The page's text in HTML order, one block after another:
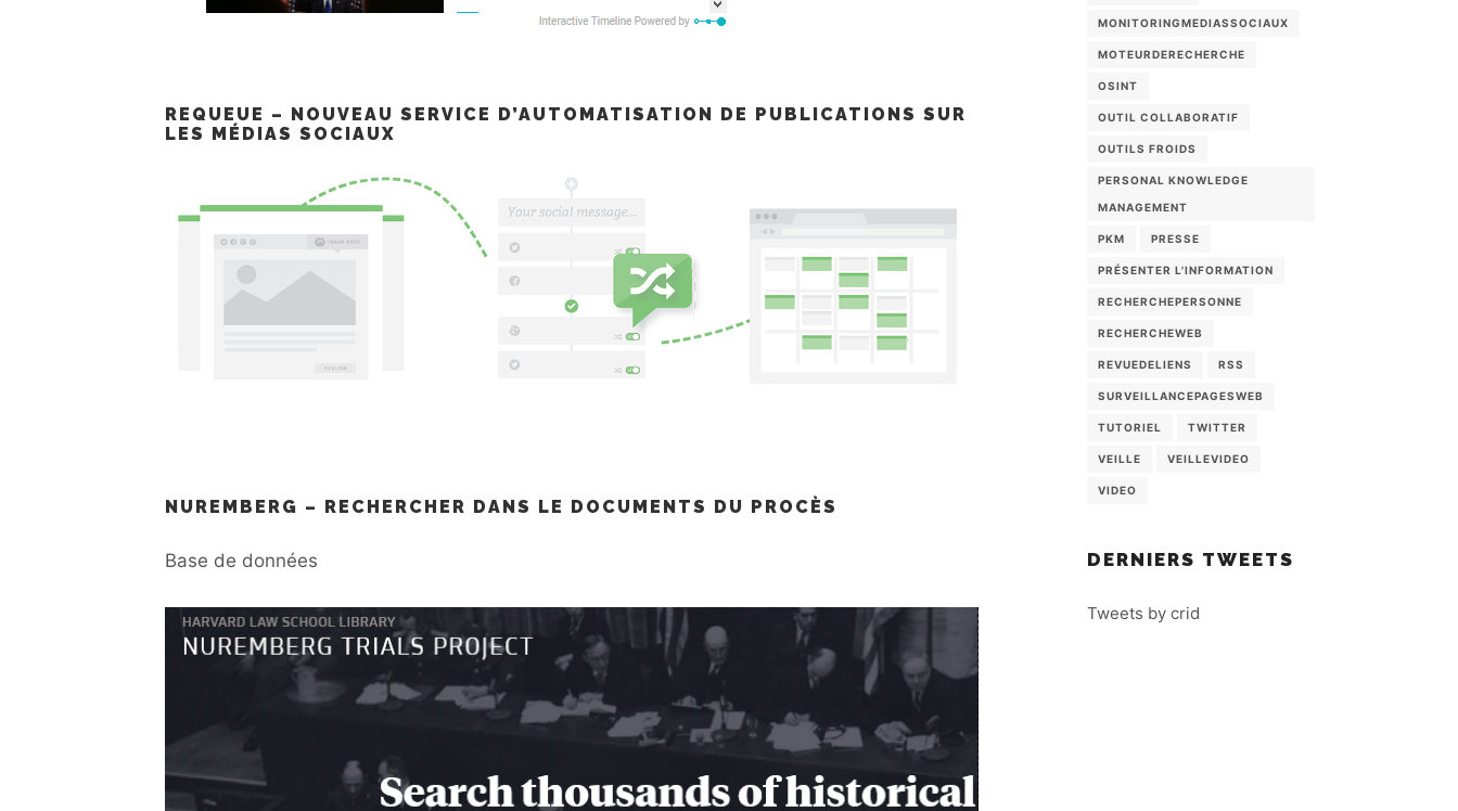
REQUEUE – NOUVEAU SERVICE D’AUTOMATISATION DE PUBLICATIONS SUR
LES MÉDIAS SOCIAUX
NUREMBERG – RECHERCHER DANS LE DOCUMENTS DU PROCÈS
Base de données
MONITORINGMEDIASSOCIAUX
MOTEURDERECHERCHE
OSINT
OUTIL COLLABORATIF
OUTILS FROIDS
PERSONAL KNOWLEDGE
MANAGEMENT
PKM PRESSE
PRÉSENTER L'INFORMATION
RECHERCHEPERSONNE
RECHERCHEWEB
REVUEDELIENS RSS
SURVEILLANCEPAGESWEB
TUTORIEL TWITTER
VEILLE VEILLEVIDEO
VIDEO
DERNIERS TWEETS
Tweets by crid